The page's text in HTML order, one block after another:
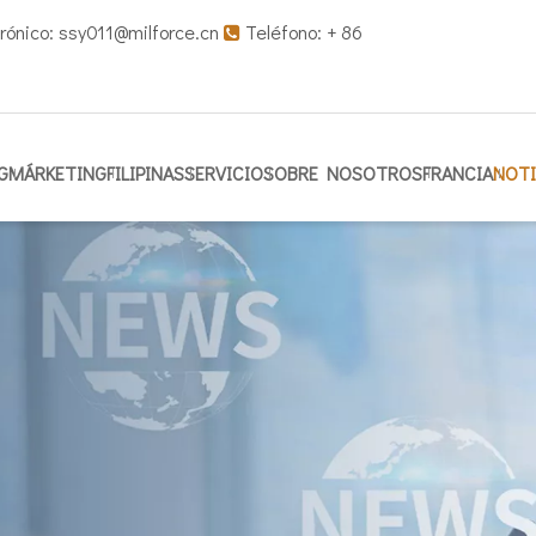
ssy011@milforce.cn  Teléfono: + 86
MÁRKETINGFILIPINASSERVICIOSOBRE NOSOTROSFRANCIA